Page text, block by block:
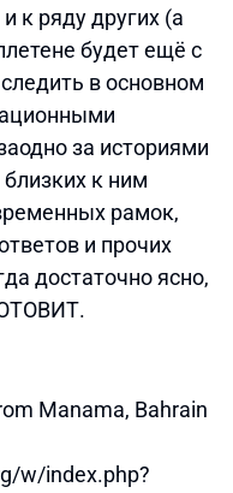
к ряду других (а
будет ещё с
в основном
за историями
к ним
рамок,
и прочих
достаточно ясно,
Manama, Bahrain
w/index.php?